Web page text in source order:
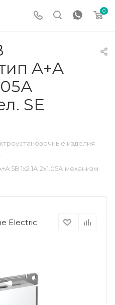
0
A+A
SE
изделия
5В 1х2.1А 2х1.05А механизм
Electric